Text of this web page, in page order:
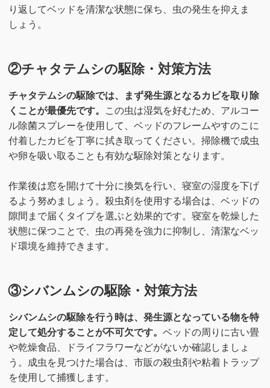
り返してベッドを清潔な状態に保ち、虫の発生を抑えま
しょう。
②チャタテムシの駆除・対策方法
チャタテムシの駆除では、まず発生源となるカビを取り除
くことが最優先です。
この虫は湿気を好むため、アルコー
ル除菌スプレーを使用して、ベッドのフレームやすのこに
付着したカビを丁寧に拭き取ってください。掃除機で成虫
や卵を吸い取ることも有効な駆除対策となります。
作業後は窓を開けて十分に換気を行い、寝室の湿度を下げ
るよう努めましょう。殺虫剤を使用する場合は、ベッドの
隙間まで届くタイプを選ぶと効果的です。寝室を乾燥した
状態に保つことで、虫の再発を強力に抑制し、清潔なベッ
ド環境を維持できます。
③シバンムシの駆除・対策方法
シバンムシの駆除を行う時は、発生源となっている物を特
定して処分することが不可欠です。 ベッドの周りに古い畳
や乾燥食品、ドライフラワーなどがないか確認しましょ
う。成虫を見つけた場合は、市販の殺虫剤や粘着トラップ
を使用して捕獲します。